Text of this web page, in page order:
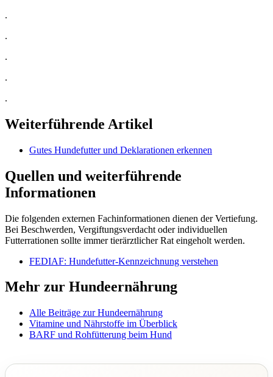
.
.
.
.
.
Weiterführende Artikel
Gutes Hundefutter und Deklarationen erkennen
Quellen und weiterführende
Informationen
Die folgenden externen Fachinformationen dienen der Vertiefung.
Bei Beschwerden, Vergiftungsverdacht oder individuellen
Futterrationen sollte immer tierärztlicher Rat eingeholt werden.
FEDIAF: Hundefutter-Kennzeichnung verstehen
Mehr zur Hundeernährung
Alle Beiträge zur Hundeernährung
Vitamine und Nährstoffe im Überblick
BARF und Rohfütterung beim Hund